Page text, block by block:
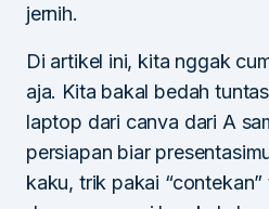
jernih.
Di artikel ini, kita nggak
aja. Kita bakal bedah
laptop dari canva dari A
persiapan biar
kaku, trik pakai